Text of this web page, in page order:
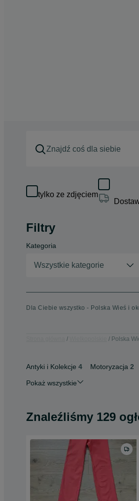
tylko ze zdjęciem
Filtry
Kategoria
Wszystkie kategorie
Dla Ciebie wszystko - Polska Wieś i
Polska
Antyki i Kolekcje 4 Motoryzacja 2
Pokaż wszystkie
Znaleźliśmy 129